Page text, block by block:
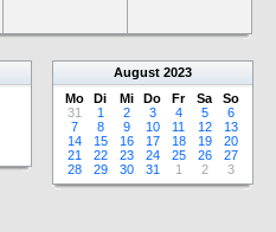
August 2023
Mo
Di Mi Do Fr Sa
So
31
1 2 3 4 5
6
7
8 9 10 11 12
13
14
15 16 17 18 19
20
21
22 23 24 25 26
27
28
29 30 31 1 2 3